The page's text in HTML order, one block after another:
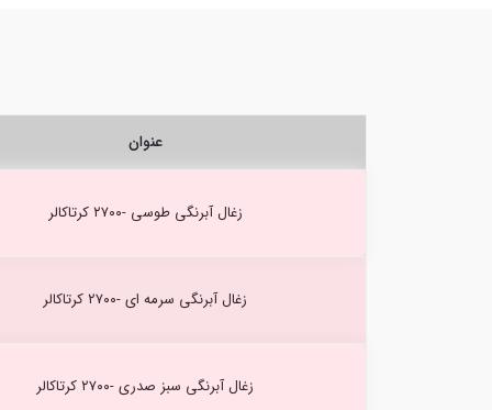
عنوان
زغال آبرنگی طوسی -۲۷۰۰ کرتاکالر
زغال آبرنگی سرمه ای -۲۷۰۰ کرتاکالر
زغال آبرنگی سبز صدری -۲۷۰۰ کرتاکالر